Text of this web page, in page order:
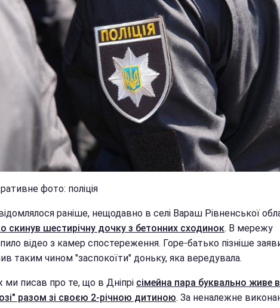
фото: поліція
раніше, нещодавно в селі Вараш Рівненської
скинув шестирічну дочку з бетонних сходинок. В мережу
відео з камер спостереження. Горе-батько пізніше
таким чином "заспокоїти" доньку, яка вередувала.
ми писав про те, що в Дніпрі сімейна пара буквально живе в
разом зі своєю 2-річною дитиною. За неналежне